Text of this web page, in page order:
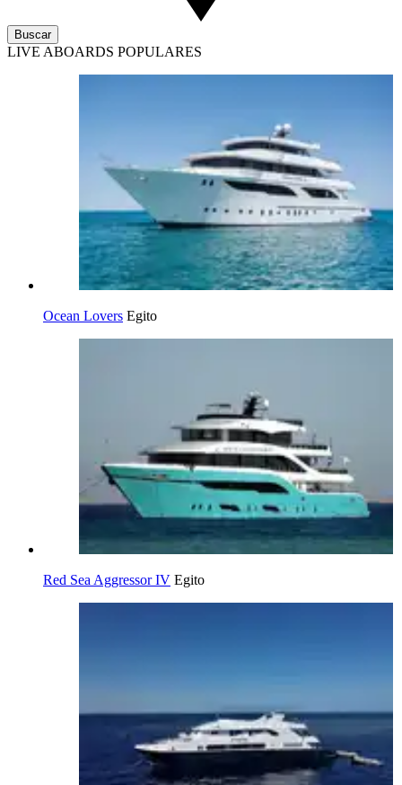
Buscar
LIVE ABOARDS POPULARES
Ocean Lovers Egito
Red Sea Aggressor IV Egito